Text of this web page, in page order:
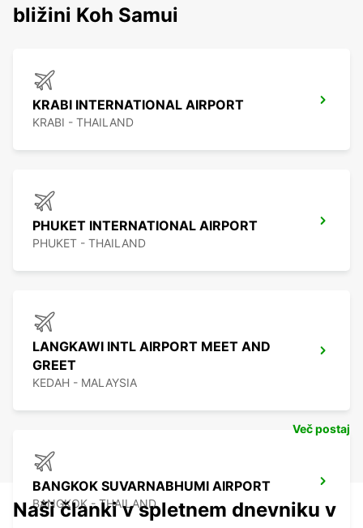
bližini Koh Samui
KRABI INTERNATIONAL AIRPORT
KRABI - THAILAND
PHUKET INTERNATIONAL AIRPORT
PHUKET - THAILAND
LANGKAWI INTL AIRPORT MEET AND
GREET
KEDAH - MALAYSIA
BANGKOK SUVARNABHUMI AIRPORT
BANGKOK - THAILAND
Več postaj
Naši članki v spletnem dnevniku v